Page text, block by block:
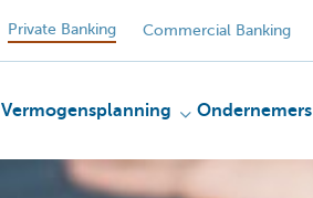
Private Banking Commercial Banking
Vermogensplanning Ondernemers